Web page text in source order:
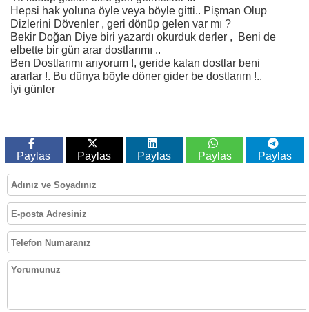
Hepsi hak yoluna öyle veya böyle gitti.. Pişman Olup
Dizlerini Dövenler , geri dönüp gelen var mı ?
Bekir Doğan Diye biri yazardı okurduk derler , Beni de
elbette bir gün arar dostlarımı ..
Ben Dostlarımı arıyorum !, geride kalan dostlar beni
ararlar !. Bu dünya böyle döner gider be dostlarım !..
İyi günler
Paylas Paylas Paylas Paylas Paylas